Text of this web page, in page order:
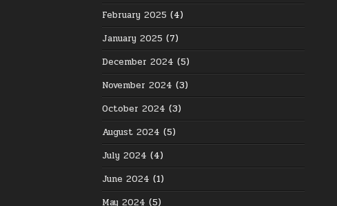
February 2025 (4)
January 2025 (7)
December 2024 (5)
November 2024 (3)
October 2024 (3)
August 2024 (5)
July 2024 (4)
June 2024 (1)
May 2024 (5)